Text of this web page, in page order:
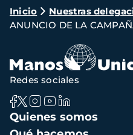
Ruta
de
navegación
Inicio Nuestras
ANUNCIO DE LA
Navegación
principal
Quienes somos
Redes sociales